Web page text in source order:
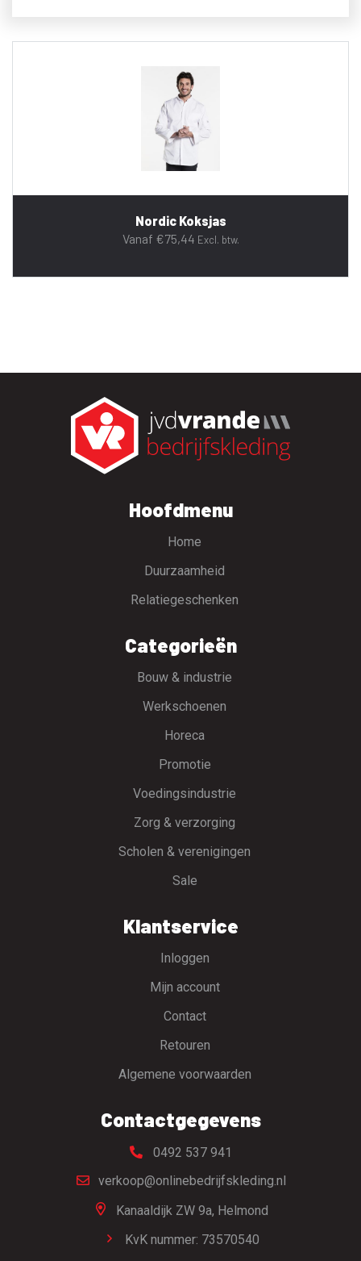
Nordic Koksjas
Vanaf €75,44 Excl. btw.
Hoofdmenu
Home
Duurzaamheid
Relatiegeschenken
Categorieën
Bouw & industrie
Werkschoenen
Horeca
Promotie
Voedingsindustrie
Zorg & verzorging
Scholen & verenigingen
Sale
Klantservice
Inloggen
Mijn account
Contact
Retouren
Algemene voorwaarden
Contactgegevens
0492 537 941
verkoop@onlinebedrijfskleding.nl
Kanaaldijk ZW 9a, Helmond
KvK nummer: 73570540